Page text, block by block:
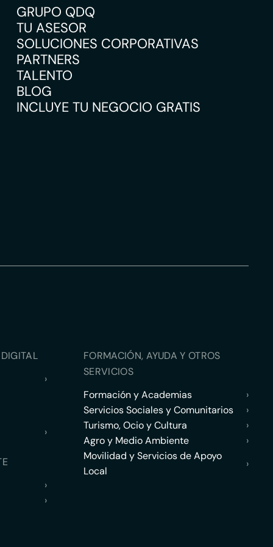
GRUPO QDQ
TU ASESOR
SOLUCIONES CORPORATIVAS
PARTNERS
TALENTO
BLOG
INCLUYE TU NEGOCIO GRATIS
›
›
›
›
FORMACIÓN, AYUDA Y OTROS
SERVICIOS
Formación y Academias
›
Servicios Sociales y Comunitarios
›
Turismo, Ocio y Cultura
›
Agro y Medio Ambiente
›
Movilidad y Servicios de Apoyo
Local
›